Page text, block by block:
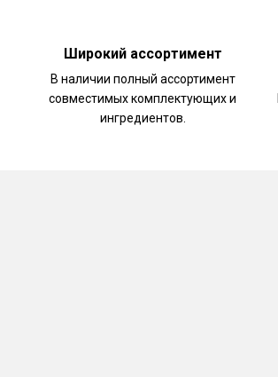
Широкий ассортимент
В наличии полный ассортимент
совместимых комплектующих и
ингредиентов.